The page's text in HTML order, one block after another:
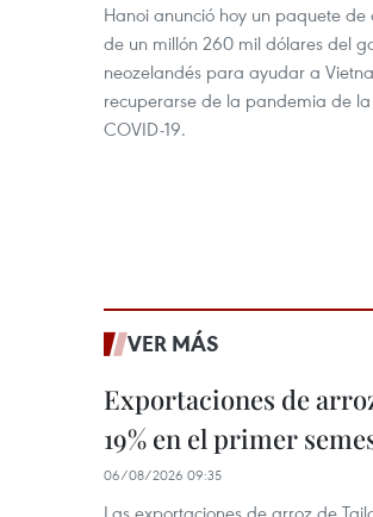
Hanoi anunció hoy un paquete de
de un millón 260 mil dólares del
neozelandés para ayudar a
recuperarse de la pandemia de la
COVID-19.
VER MÁS
Exportaciones de
19% en el primer
06/08/2026 09:35